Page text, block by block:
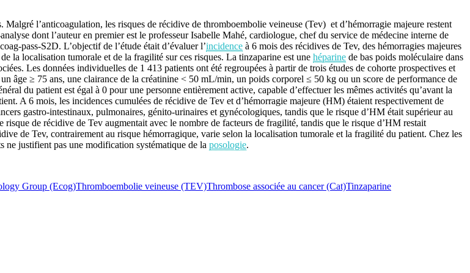
Malgré l’anticoagulation, les risques de récidive de thromboembolie veineuse (Tev) et d’hémorragie majeure restent
dont l’auteur en premier est le professeur Isabelle Mahé, cardiologue, chef du service de médecine interne de
pass-S2D. L’objectif de l’étude était d’évaluer l’incidence à 6 mois des récidives de Tev, des hémorragies majeures
la localisation tumorale et de la fragilité sur ces risques. La tinzaparine est une héparine de bas poids moléculaire dans
Les données individuelles de 1 413 patients ont été regroupées à partir de trois études de cohorte prospectives et
âge ≥ 75 ans, une clairance de la créatinine < 50 mL/min, un poids corporel ≤ 50 kg ou un score de performance de
du patient est égal à 0 pour une personne entièrement active, capable d’effectuer les mêmes activités qu’avant la
A 6 mois, les incidences cumulées de récidive de Tev et d’hémorragie majeure (HM) étaient respectivement de
gastro-intestinaux, pulmonaires, génito-urinaires et gynécologiques, tandis que le risque d’HM était supérieur au
de récidive de Tev augmentait avec le nombre de facteurs de fragilité, tandis que le risque d’HM restait
de Tev, contrairement au risque hémorragique, varie selon la localisation tumorale et la fragilité du patient. Chez les
ne justifient pas une modification systématique de la posologie.
Group (Ecog)Thromboembolie veineuse (TEV)Thrombose associée au cancer (Cat)Tinzaparine